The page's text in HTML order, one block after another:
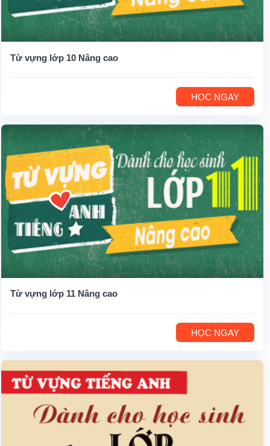
Từ vựng lớp 10 Nâng cao
HỌC NGAY
Từ vựng lớp 11 Nâng cao
HỌC NGAY